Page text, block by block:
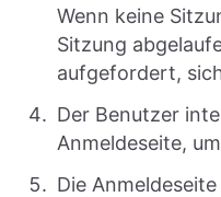
Wenn keine
Sitzung
aufgefordert,
Der Benutzer
Anmeldeseite,
Die